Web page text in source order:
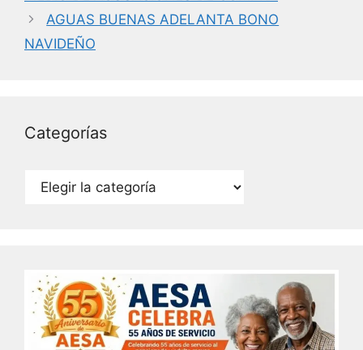
o
o
n
AGUAS BUENAS ADELANTA BONO
NAVIDEÑO
Categorías
Categorías